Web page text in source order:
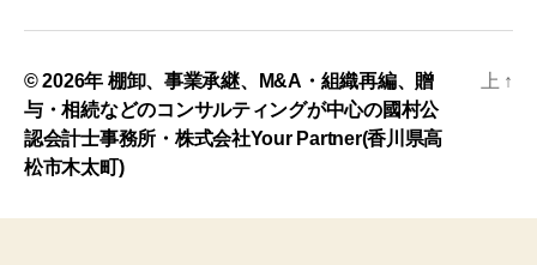
© 2026年 棚卸、事業承継、M&A・組織再編、贈
与・相続などのコンサルティングが中心の國村公
認会計士事務所・株式会社Your Partner(香川県高
松市木太町)
上 ↑